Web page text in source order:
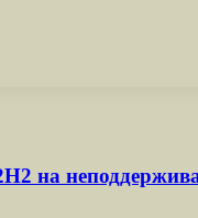
на